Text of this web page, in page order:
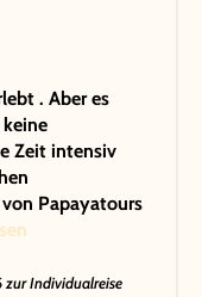
. Aber es
Zeit intensiv
Papayatours
Individualreise